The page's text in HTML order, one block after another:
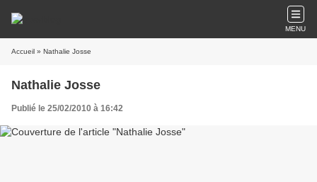
MENU
Accueil » Nathalie Josse
Nathalie Josse
Publié le 25/02/2010 à 16:42